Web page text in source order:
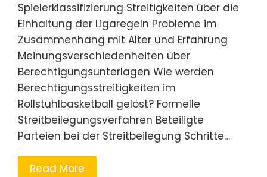
Spielerklassifizierung Streitigkeiten über die
Einhaltung der Ligaregeln Probleme im
Zusammenhang mit Alter und Erfahrung
Meinungsverschiedenheiten über
Berechtigungsunterlagen Wie werden
Berechtigungsstreitigkeiten im
Rollstuhlbasketball gelöst? Formelle
Streitbeilegungsverfahren Beteiligte
Parteien bei der Streitbeilegung Schritte…
Read More